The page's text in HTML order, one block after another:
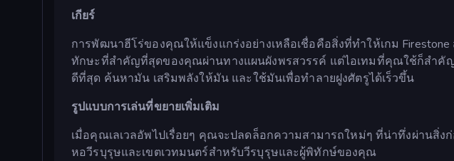
เกียร์
การพัฒนาฮีโร่ของคุณให้แข็งแกร่งอย่างเหลือเชื่อคือสิ่งที่ทำให้เกม
ทักษะที่สำคัญที่สุดของคุณผ่านทางแผนผังพรสวรรค์ แต่ไอเทมที่คุณใช้ก็สำ
ดีที่สุด ค้นหามัน เสริมพลังให้มัน และใช้มันเพื่อทำลายฝูงศัตรูได้เร็วขึ้น
รูปแบบการเล่นที่ขยายเพิ่มเติม
เมื่อคุณเลเวลอัพไปเรื่อยๆ คุณจะปลดล็อกความสามารถใหม่ๆ ที่น่าทึ่งผ่านสิ่ง
หอวีรบุรุษและเขตเวทมนตร์สำหรับวีรบุรุษและผู้พิทักษ์ของคุณ